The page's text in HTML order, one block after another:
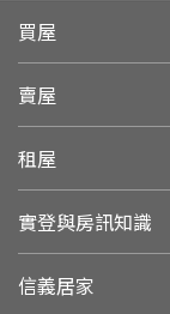
買屋
賣屋
租屋
實登與房訊知識
信義居家